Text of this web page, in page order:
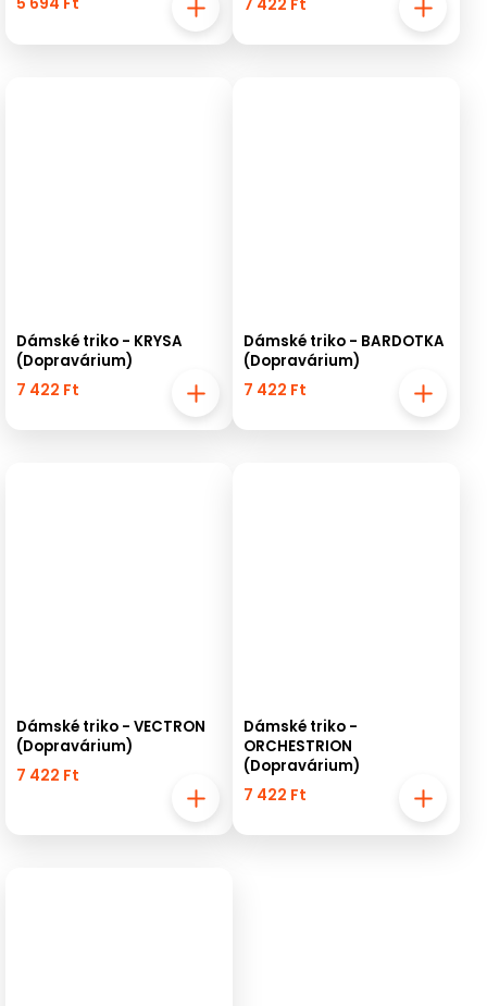
7 422 Ft
Dámské triko - KRYSA
(Dopravárium)
7 422 Ft
Dámské triko - BARDOTKA
(Dopravárium)
7 422 Ft
Dámské triko - VECTRON
(Dopravárium)
7 422 Ft
Dámské triko -
ORCHESTRION
(Dopravárium)
7 422 Ft